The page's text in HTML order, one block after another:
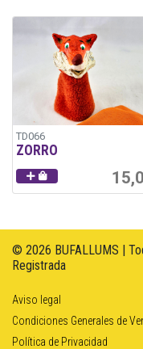
TD066
ZORRO
© 2026 BUFALLUMS |
Registrada
Aviso legal
Condiciones Generales de
Política de Privacidad